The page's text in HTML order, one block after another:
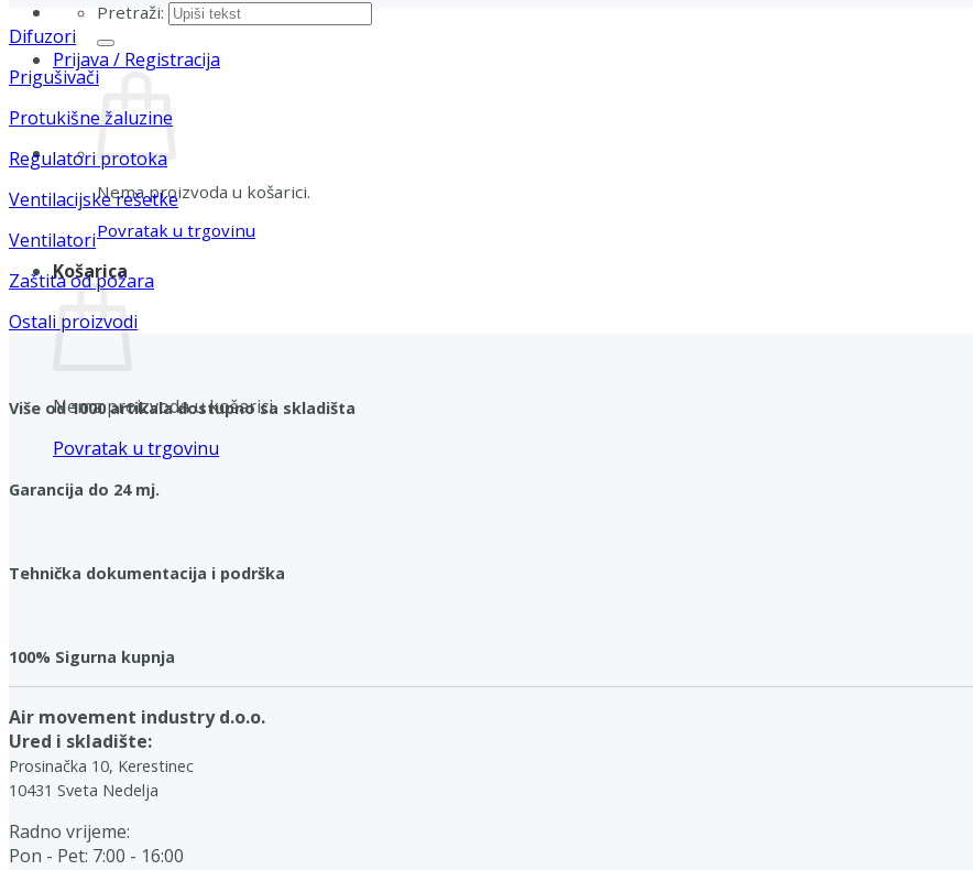
Pretraži:
Prijava / Registracija
Nema proizvoda u košarici.
Povratak u trgovinu
Košarica
Nema proizvoda u košarici.
Povratak u trgovinu
Difuzori
Prigušivači
Protukišne žaluzine
Regulatori protoka
Ventilacijske rešetke
Ventilatori
Zaštita od požara
Ostali proizvodi
Više od 1000 artikala dostupno sa skladišta
Garancija do 24 mj.
Tehnička dokumentacija i podrška
100% Sigurna kupnja
Air movement industry d.o.o.
Ured i skladište:
Prosinačka 10, Kerestinec
10431 Sveta Nedelja
Radno vrijeme:
Pon - Pet: 7:00 - 16:00